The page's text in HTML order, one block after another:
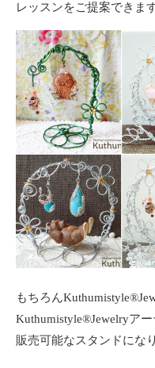
レッスンをご提案できま
もちろん
Kuthumistyle®️Jewelryア
販売可能なスタンドにな